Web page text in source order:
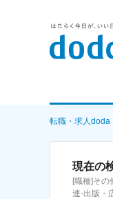
詳細条件
求人特集
転職・求人doda
現在の
[職種]その
連-出版・